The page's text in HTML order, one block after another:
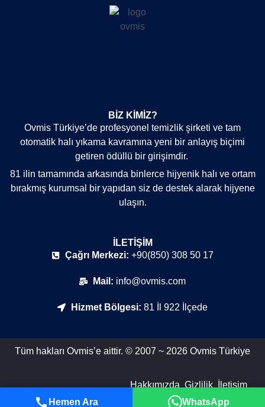
BIZ KIMIZ?
Ovmis Türkiye’de profesyonel temizlik şirketi ve tam
otomatik halı yıkama kavramına yeni bir anlayış biçimi
getiren ödüllü bir girişimdir.
81 ilin tamamında arkasında binlerce hijyenik halı ve ortam
bırakmış kurumsal bir yapıdan siz de destek alarak hijyene
ulaşın.
Hemen Ara WhatsApp
İLETIŞIM
Çağrı Merkezi: +90(850) 308 50 17
Mail: info@ovmis.com
Hizmet Bölgesi: 81 İl 922 İlçede
Tüm hakları Ovmis’e aittir. © 2007 ~ 2026 Ovmis Türkiye
Hakkımızda Gizlilik İletişim